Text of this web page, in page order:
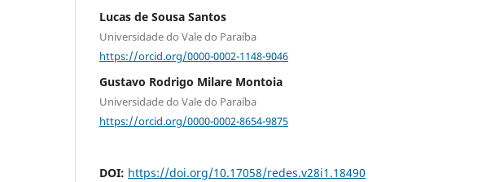
Lucas de Sousa Santos
Universidade do Vale do Paraíba
https://orcid.org/0000-0002-1148-9046
Gustavo Rodrigo Milare Montoia
Universidade do Vale do Paraíba
https://orcid.org/0000-0002-8654-9875
DOI: https://doi.org/10.17058/redes.v28i1.18490